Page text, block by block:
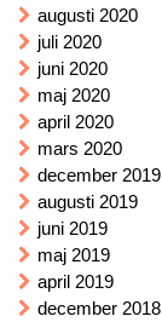
augusti 2020
juli 2020
juni 2020
maj 2020
april 2020
mars 2020
december 2019
augusti 2019
juni 2019
maj 2019
april 2019
december 2018